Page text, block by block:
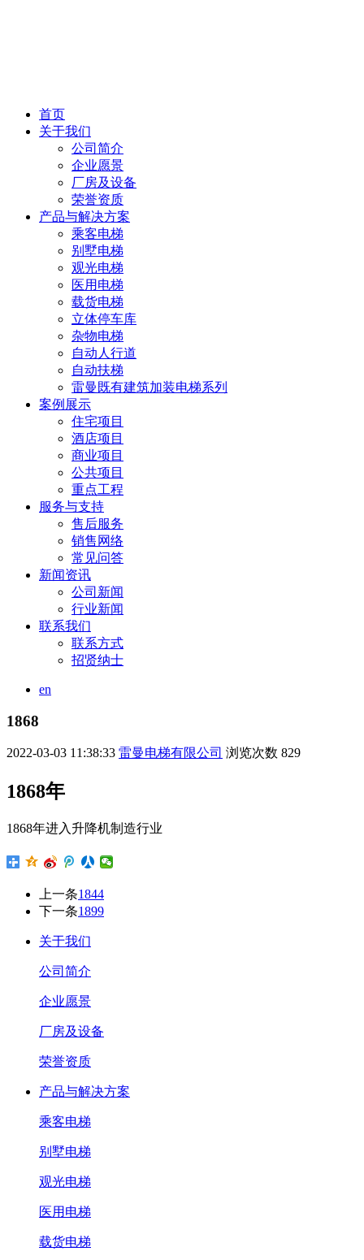
首页
关于我们
公司简介
企业愿景
厂房及设备
荣誉资质
产品与解决方案
乘客电梯
别墅电梯
观光电梯
医用电梯
载货电梯
立体停车库
杂物电梯
自动人行道
自动扶梯
雷曼既有建筑加装电梯系列
案例展示
住宅项目
酒店项目
商业项目
公共项目
重点工程
服务与支持
售后服务
销售网络
常见问答
新闻资讯
公司新闻
行业新闻
联系我们
联系方式
招贤纳士
en
1868
2022-03-03 11:38:33 雷曼电梯有限公司 浏览次数 829
1868年
1868年进入升降机制造行业
上一条1844
下一条1899
关于我们
公司简介
企业愿景
厂房及设备
荣誉资质
产品与解决方案
乘客电梯
别墅电梯
观光电梯
医用电梯
载货电梯